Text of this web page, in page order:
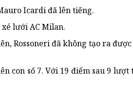
Icardi đã lên tiếng.
lưới AC Milan.
Rossoneri đã không tạo ra
con số 7. Với 19 điểm sau 9